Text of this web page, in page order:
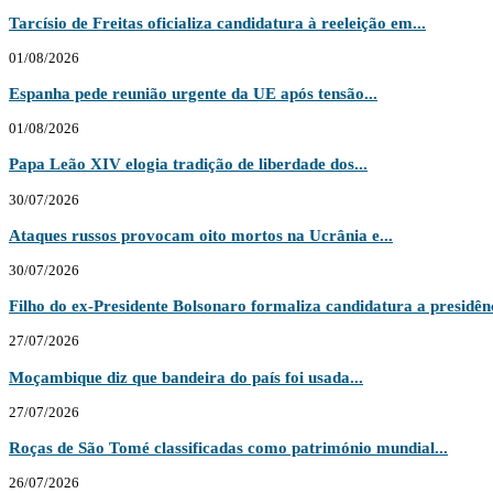
Tarcísio de Freitas oficializa candidatura à reeleição em...
01/08/2026
Espanha pede reunião urgente da UE após tensão...
01/08/2026
Papa Leão XIV elogia tradição de liberdade dos...
30/07/2026
Ataques russos provocam oito mortos na Ucrânia e...
30/07/2026
Filho do ex-Presidente Bolsonaro formaliza candidatura a
27/07/2026
Moçambique diz que bandeira do país foi usada...
27/07/2026
Roças de São Tomé classificadas como património mundial...
26/07/2026